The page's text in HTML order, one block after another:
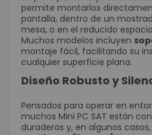
permite montarlos
pantalla, dentro de un
mesa, o en el reducido
Muchos modelos incluyen
montaje fácil, facilitando su
cualquier superficie plana.
Diseño Robusto y
Pensados para operar en
muchos Mini PC SAT están
duraderos y, en algunos